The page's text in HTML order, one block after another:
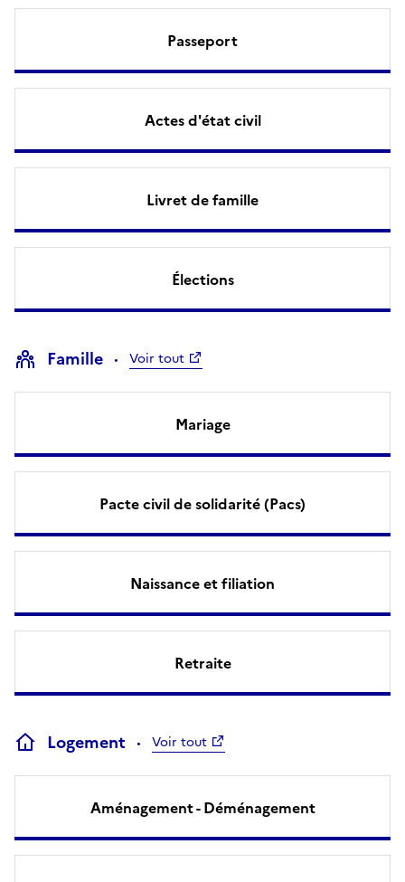
Passeport
Actes d'état civil
Livret de famille
Élections
Famille Voir tout
Mariage
Pacte civil de solidarité (Pacs)
Naissance et filiation
Retraite
Logement Voir tout
Aménagement - Déménagement